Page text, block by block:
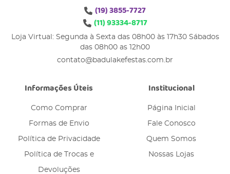
(19)3855-7727
(11)93334-8717
Loja Virtual: Segunda à Sexta das 08h00 às 17h30 Sábados
das 08h00 as 12h00
contato@badulakefestas.com.br
Informações Úteis
Como Comprar
Formas de Envio
Política de Privacidade
Política de Trocas e
Devoluções
Institucional
Página Inicial
Fale Conosco
Quem Somos
Nossas Lojas